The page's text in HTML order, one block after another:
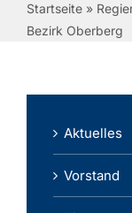
Startseite»
Bezirk Oberberg
Aktuelles
Vorstand